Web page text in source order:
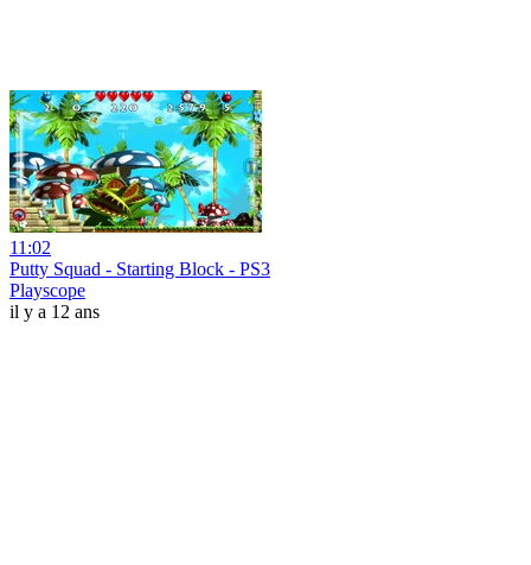
11:02
Putty Squad - Starting Block - PS3
Playscope
il y a 12 ans